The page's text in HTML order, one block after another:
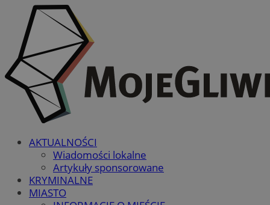
AKTUALNOŚCI
Wiadomości lokalne
Artykuły sponsorowane
KRYMINALNE
MIASTO